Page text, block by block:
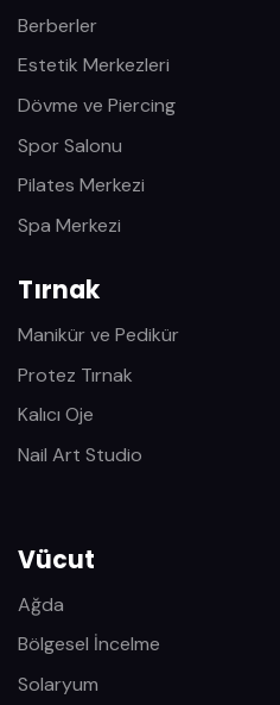
Berberler
Estetik Merkezleri
Dövme ve Piercing
Spor Salonu
Pilates Merkezi
Spa Merkezi
Tırnak
Manikür ve Pedikür
Protez Tırnak
Kalıcı Oje
Nail Art Studio
Vücut
Ağda
Bölgesel İncelme
Solaryum